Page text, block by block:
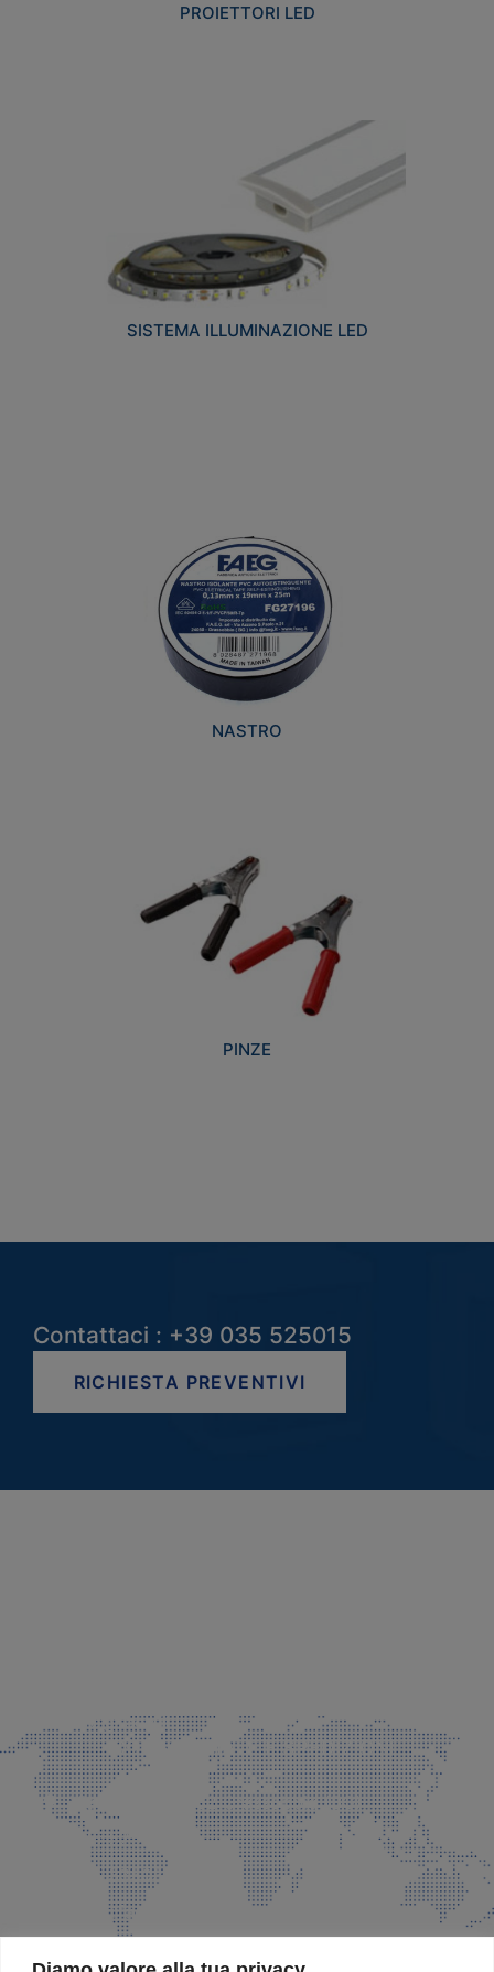
PROIETTORI LED
SISTEMA ILLUMINAZIONE LED
NASTRO
PINZE
Contattaci : +39 035 525015
RICHIESTA PREVENTIVI
info@faeg.it
COMMERCIALE E SPEDIZIONI
Via Padre Elzi, 32 Grassobbio (BG)
035 525015
035 335037
info@faeg.it
SITE MAP